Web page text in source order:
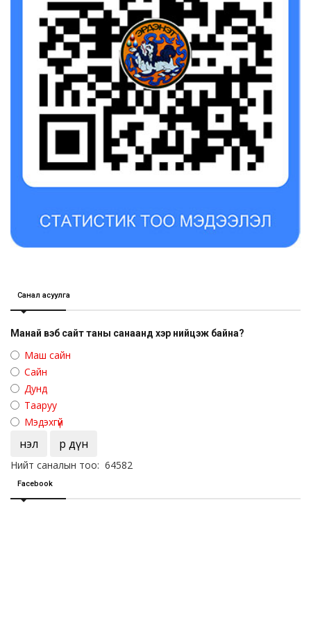
Санал асуулга
Манай вэб сайт таны санаанд хэр нийцэж байна?
Маш сайн
Сайн
Дунд
Тааруу
Мэдэхгүй
Үнэл Үр дүн
Нийт саналын тоо: 64582
Facebook